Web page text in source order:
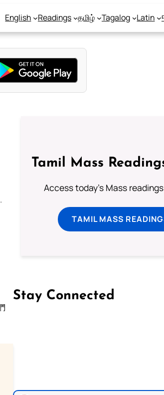
English Readings தமிழ் Tagalog Latin
Tamil Mass
Access today's Mass
TAMIL MASS
Stay Connected